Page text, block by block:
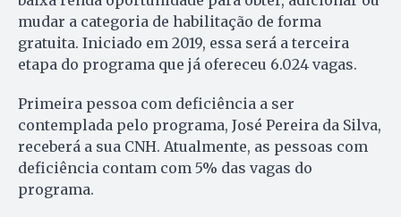
mudar a categoria de habilitação de forma
gratuita. Iniciado em 2019, essa será a terceira
etapa do programa que já ofereceu 6.024 vagas.
Primeira pessoa com deficiência a ser
contemplada pelo programa, José Pereira da Silva,
receberá a sua CNH. Atualmente, as pessoas com
deficiência contam com 5% das vagas do
programa.